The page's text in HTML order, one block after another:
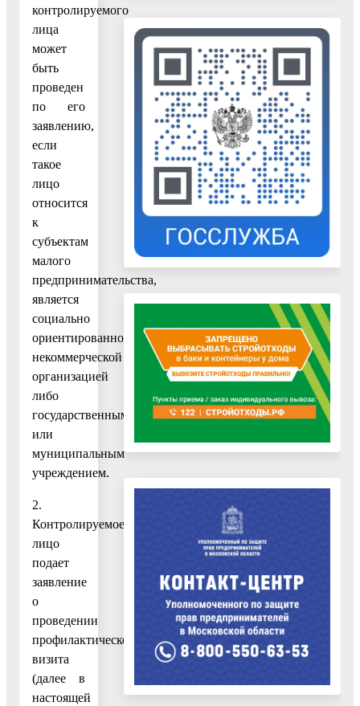
контролируемого
лица
может
быть
проведен
по его
заявлению,
если
такое
лицо
относится
к
субъектам
малого
предпринимательства,
является
социально
ориентированной
некоммерческой
организацией
либо
государственным
или
муниципальным
учреждением.
2.
Контролируемое
лицо
подает
заявление
о
проведении
профилактического
визита
(далее в
настоящей